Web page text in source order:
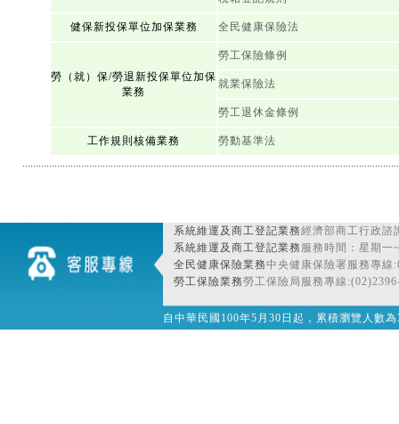
健保新投保單位加保業務 全民健康保險法
勞（就）保/勞退新投保單位加保
業務
勞工保險條例
就業保險法
勞工退休金條例
工作規則核備業務 勞動基準法
系統維運及商工登記業務經濟部商工行
系統維運及商工登記業務 服務時間：星期一
全民健康保險業務中央健康保險署服務專線
勞工保險業務勞工保險局服務專線
自中華民國100年5月30日起，累積瀏覽人數